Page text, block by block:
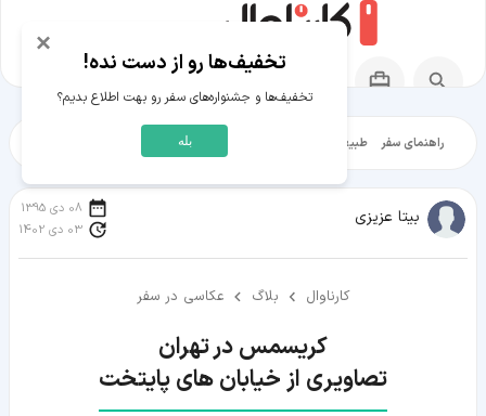
راهنمای سفر طبیعت‌گردی شهرگردی
بیتا عزیزی
08 دی 1395
03 دی 1402
کارناوال بلاگ عکاسی در سفر
تصاویری از خیابان های پایتخت
×
تخفیف‌ها رو از دست نده!
تخفیف‌ها و جشنواره‌های سفر رو بهت اطلاع بدیم؟
بله